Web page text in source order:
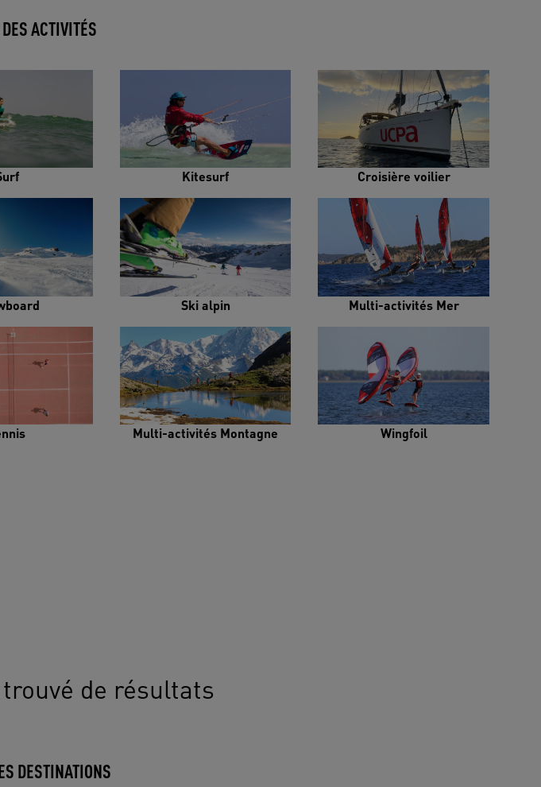
ACTIVITÉS
Kitesurf Croisière voilier
Ski alpin Multi-activités Mer
Multi-activités Montagne Wingfoil
trouvé de résultats
DESTINATIONS